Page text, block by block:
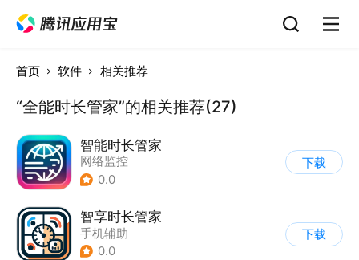
首页 软件 相关推荐
“全能时长管家”的相关推荐(27)
智能时长管家
网络监控
0.0
下载
智享时长管家
手机辅助
0.0
下载